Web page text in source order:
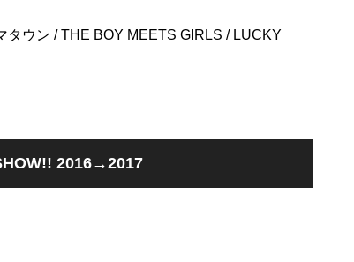
タウン / THE BOY MEETS GIRLS / LUCKY
2016→2017